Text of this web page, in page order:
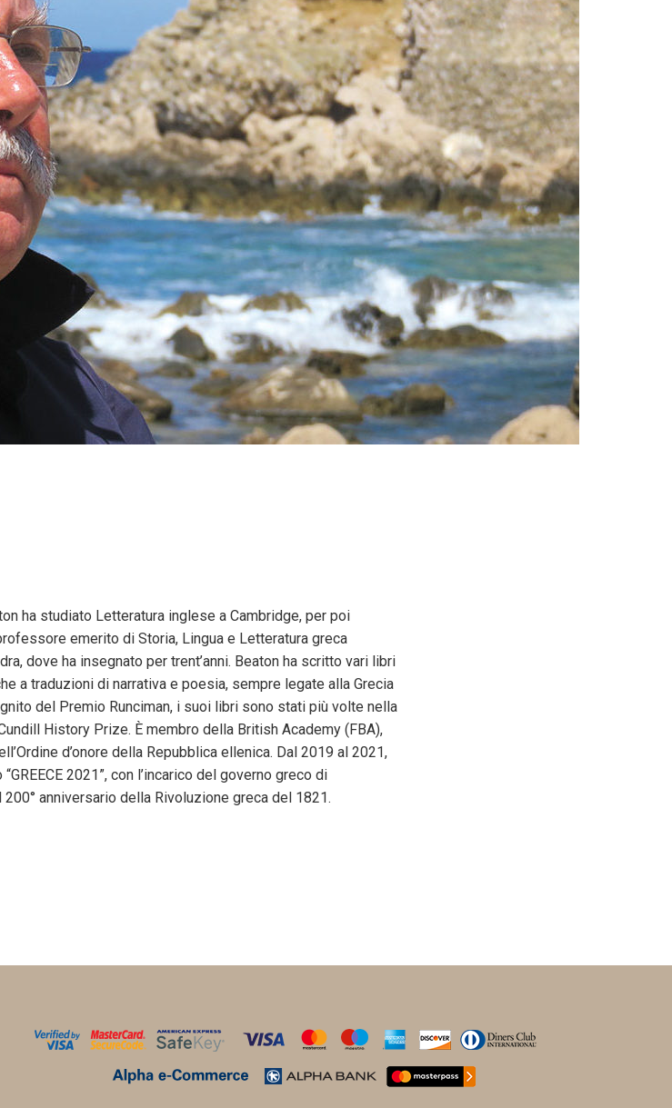
ha studiato Letteratura inglese a Cambridge, per poi
emerito di Storia, Lingua e Letteratura greca
dove ha insegnato per trent’anni. Beaton ha scritto vari libri
a traduzioni di narrativa e poesia, sempre legate alla Grecia
del Premio Runciman, i suoi libri sono stati più volte nella
History Prize. È membro della British Academy (FBA),
d’onore della Repubblica ellenica. Dal 2019 al 2021,
2021”, con l’incarico del governo greco di
anniversario della Rivoluzione greca del 1821.